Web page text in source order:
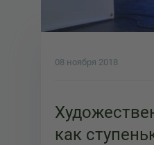
08 ноября 2018
как